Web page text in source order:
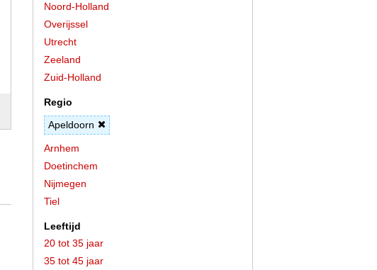
Noord-Holland
Overijssel
Utrecht
Zeeland
Zuid-Holland
Regio
Apeldoorn
Arnhem
Doetinchem
Nijmegen
Tiel
Leeftijd
20 tot 35 jaar
35 tot 45 jaar